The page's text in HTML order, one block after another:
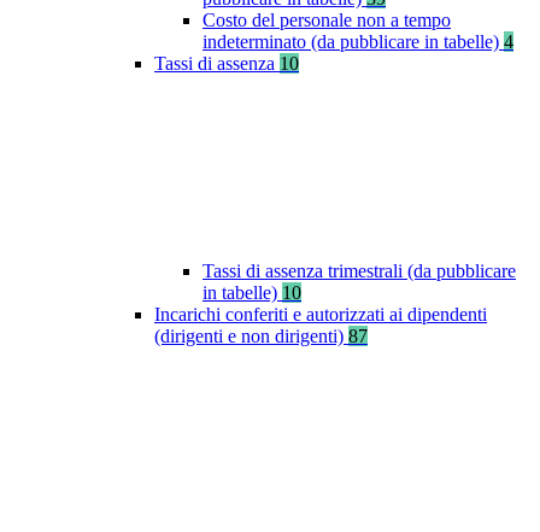
Costo del personale non a tempo
indeterminato (da pubblicare in tabelle) 4
Tassi di assenza 10
Tassi di assenza trimestrali (da pubblicare
in tabelle) 10
Incarichi conferiti e autorizzati ai dipendenti
(dirigenti e non dirigenti) 87